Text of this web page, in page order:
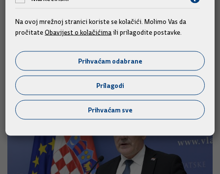
Izvor: Hina/Vlada
Slične vijesti
Na ovoj mrežnoj stranici koriste se kolačići. Molimo Vas da
pročitateObavijest o kolačićima ili prilagodite postavke.
Prihvaćam odabrane
Prilagodi
Prihvaćam sve